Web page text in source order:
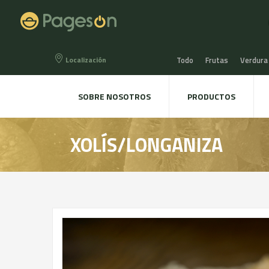
Localización Todo Frutas Verdura
Miel, Mermeladas y
Agua, Refrescos y Zumos
Directo a la mesa
SOBRE NOSOTROS PRODUCTOS
XOLÍS/LONGANIZA